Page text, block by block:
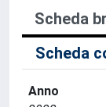
Scheda
Scheda
Anno